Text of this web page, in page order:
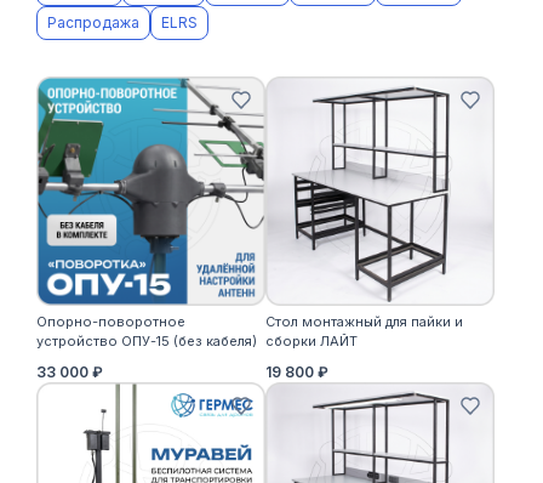
Распродажа
ELRS
Опорно-поворотное
устройство ОПУ-15 (без кабеля)
33 000 ₽
Стол монтажный для пайки и
сборки ЛАЙТ
19 800 ₽